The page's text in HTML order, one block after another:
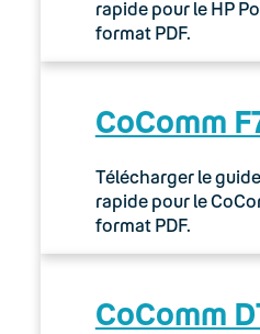
rapide pour le HP
format PDF.
CoComm
Télécharger le
rapide pour le
format PDF.
CoComm